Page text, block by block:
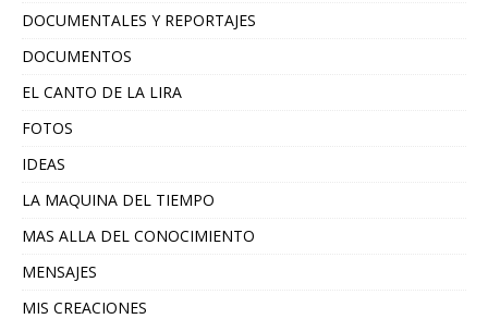
DOCUMENTALES Y REPORTAJES
DOCUMENTOS
EL CANTO DE LA LIRA
FOTOS
IDEAS
LA MAQUINA DEL TIEMPO
MAS ALLA DEL CONOCIMIENTO
MENSAJES
MIS CREACIONES